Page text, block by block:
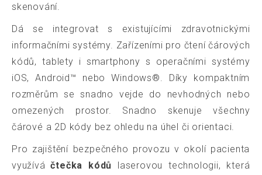
skenování.
Dá se integrovat s existujícími zdravotnickými
informačními systémy. Zařízeními pro čtení čárových
kódů, tablety i smartphony s operačními systémy
iOS, Android™ nebo Windows®. Díky kompaktním
rozměrům se snadno vejde do nevhodných nebo
omezených prostor. Snadno skenuje všechny
čárové a 2D kódy bez ohledu na úhel či orientaci.
Pro zajištění bezpečného provozu v okolí pacienta
využíváčtečka kódů laserovou technologii, která